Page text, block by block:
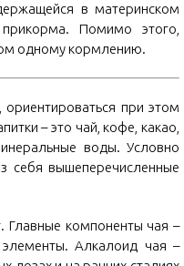
в материнском
Помимо этого,
одному кормлению.
при этом
– это чай, кофе, какао,
воды. Условно
себя вышеперечисленные
Главные компоненты чая –
Алкалоид чая –